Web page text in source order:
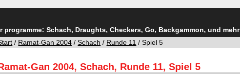
programme: Schach, Draughts, Checkers, Go, Backgammon, und mehr
/ Ramat-Gan 2004 /Schach / Runde 11 / Spiel 5
Gan 2004, Schach, Runde 11, Spiel 5